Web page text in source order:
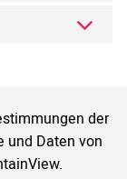
der
und Daten von